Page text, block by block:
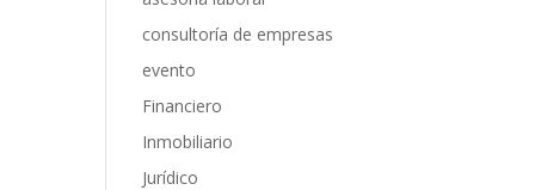
consultoría de empresas
evento
Financiero
Inmobiliario
Jurídico